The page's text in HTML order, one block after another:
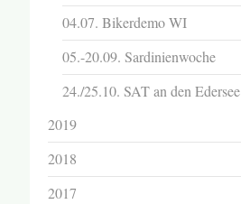
04.07. Bikerdemo WI
05.-20.09. Sardinienwoche
24./25.10. SAT an den Edersee
2019
2018
2017